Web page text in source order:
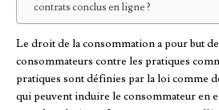
contrats conclus en ligne ?
Le droit de la consommation a pour but
consommateurs contre les pratiques
pratiques sont définies par la loi comme
qui peuvent induire le consommateur en